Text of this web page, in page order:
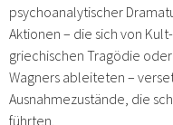
psychoanalytischer
Aktionen – die sich von
griechischen Tragödie
Wagners ableiteten –
Ausnahmezustände, die
führten.